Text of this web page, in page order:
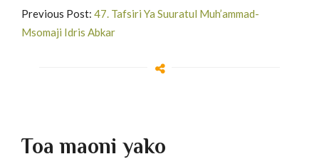
Previous Post: 47. Tafsiri Ya Suuratul Muh’ammad-
Msomaji Idris Abkar
Toa maoni yako